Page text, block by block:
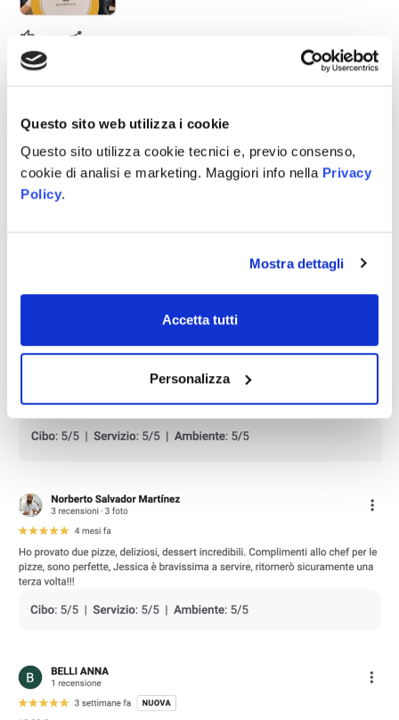
Questo sito web utilizza i cookie
Questo sito utilizza cookie tecnici e, previo consenso,
cookie di analisi e marketing. Maggiori info nella Privacy
Policy.
Mostra dettagli
Accetta tutti
Personalizza